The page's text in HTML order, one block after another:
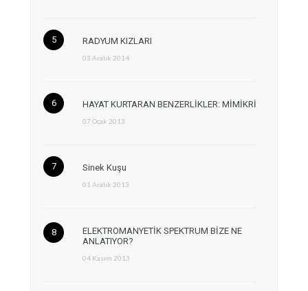
RADYUM KIZLARI
03 Aralık 2014
HAYAT KURTARAN BENZERLİKLER: MİMİKRİ
07 Ocak 2013
Sinek Kuşu
01 Aralık 2013
ELEKTROMANYETİK SPEKTRUM BİZE NE
ANLATIYOR?
04 Kasım 2013